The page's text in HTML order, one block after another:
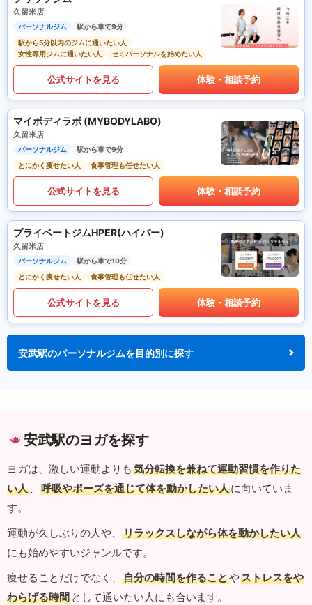
久留米店
パーソナルジム
駅から車で9分
駅から5分以内のジムに通いたい人
女性専用ジムに通いたい人
セミパーソナルを始めたい人
公式サイトを見る 体験・相談予約
マイボディラボ (MYBODYLABO)
久留米店
パーソナルジム
駅から車で9分
とにかく痩せたい人
食事管理も任せたい人
公式サイトを見る 体験・相談予約
プライベートジムHPER(ハイパー)
久留米店
パーソナルジム
駅から車で10分
とにかく痩せたい人
食事管理も任せたい人
公式サイトを見る 体験・相談予約
安武駅のパーソナルジムを目的別に探す
安武駅のヨガを探す
ヨガは、激しい運動よりも 気分転換を兼ねて運動習慣を作りた
い人 、 呼吸やポーズを通じて体を動かしたい人に向いていま
す。
運動が久しぶりの人や、
リラックスしながら体を動かしたい人
にも始めやすいジャンルです。
痩せることだけでなく、
自分の時間を作ることやストレスをや
わらげる時間 として通いたい人にも合います。